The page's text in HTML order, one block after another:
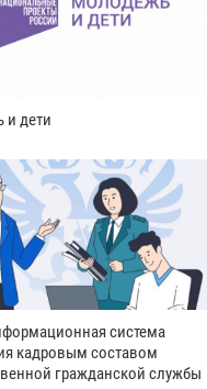
и дети
система
кадровым составом
гражданской службы